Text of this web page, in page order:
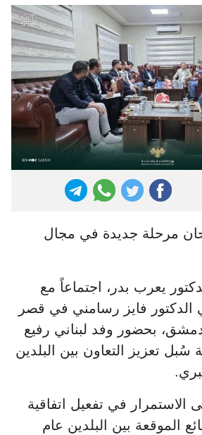
مرحلة جديدة في مجال
يعرب بدر، اجتماعاً مع
الدكتور فايز رسامني في قصر
بحضور وفد لبناني رفيع
سُبل تعزيز التعاون بين البلدين
الاستمرار في تفعيل اتفاقية
الموقعة بين البلدين عام